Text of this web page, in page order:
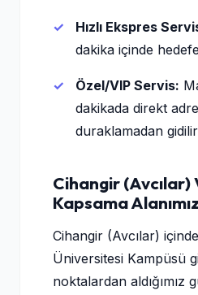
Hızlı Ekspres
dakika içinde
Özel/VIP Servis:
dakikada direkt
duraklamadan
Cihangir (Avcılar)
Kapsama Alanımız
Cihangir (Avcılar)
Üniversitesi Kampüsü
noktalardan aldığımız